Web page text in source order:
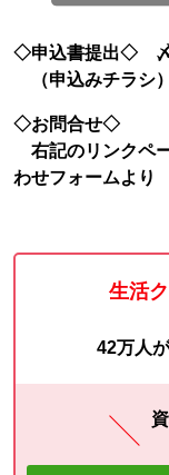
◇申込書提出◇ 〆
（申込みチラ
◇お問合せ◇
右記のリンクペ
わせフォームより
生活
42万人